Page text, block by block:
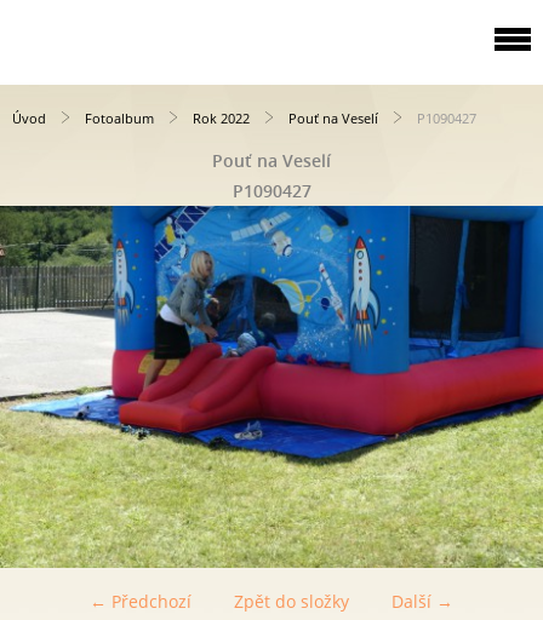
Úvod Fotoalbum Rok 2022 Pouť na Veselí P1090427
Pouť na Veselí
P1090427
← Předchozí Další →
Zpět do složky